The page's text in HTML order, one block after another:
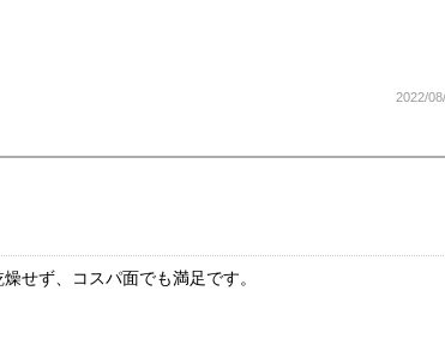
2022/
せず、コスパ面でも満足です。